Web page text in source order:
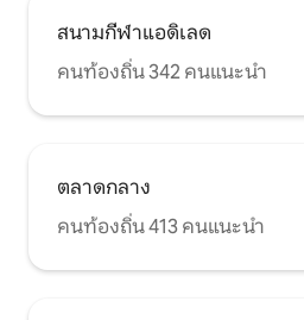
สนามกีฬาแอดิเลด
คนท้องถิ่น 342 คนแนะนำ
ตลาดกลาง
คนท้องถิ่น 413 คนแนะนำ